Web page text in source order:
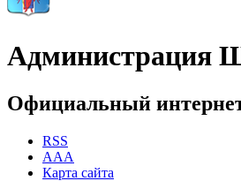
Администрация
Официальный
RSS
AAA
Карта сайта